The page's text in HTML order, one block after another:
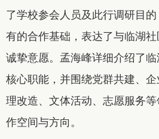
了学校参会人员及此行调研目
有的合作基础，表达了与临湖
诚挚意愿。孟海峰详细介绍了临
核心职能，并围绕党群共建、
理改造、文体活动、志愿服务
作空间与方向。